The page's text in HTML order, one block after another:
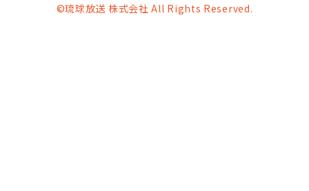
©琉球放送 株式会社 All Rights Reserved.